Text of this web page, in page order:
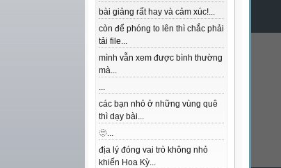
bài giảng rất hay và cảm xúc!...
còn để phóng to lên thì chắc phải
tải file...
mình vẫn xem được bình thường
mà...
...
các bạn nhỏ ở những vùng quê
thì dạy bài...
🫥...
địa lý đóng vai trò không nhỏ
khiến Hoa Kỳ...